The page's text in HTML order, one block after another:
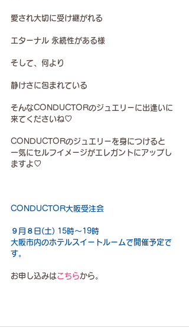
愛され大切に受け継がれる
エターナル 永続性がある様
そして、何より
静けさに包まれている
そんなCONDUCTORのジュエリーに出逢いに
来てくださいね♡
CONDUCTORのジュエリーを身につけると
一気にセルフイメージがエレガントにアップし
ますよ♡
CONDUCTOR大阪受注会
９月８日(土) 15時〜19時
大阪市内のホテルスイートルームで開催予定で
す。
お申し込みはこちらから。